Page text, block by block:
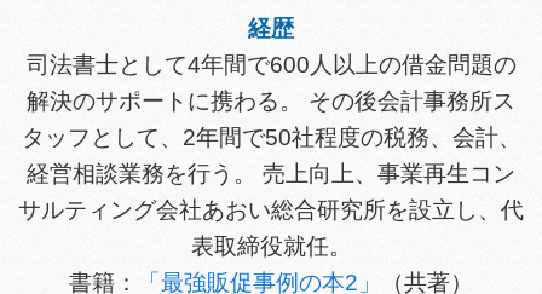
経歴
司法書士として4年間で600人以上の借金問題の
解決のサポートに携わる。 その後会計事務所ス
タッフとして、2年間で50社程度の税務、会計、
経営相談業務を行う。 売上向上、事業再生コン
サルティング会社あおい総合研究所を設立し、代
表取締役就任。
書籍：
「最強販促事例の本2」 （共著）